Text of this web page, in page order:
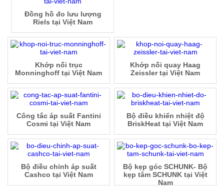
Đồng hồ đo lưu lượng
Riels tại Việt Nam
Khớp nối trục
Monninghoff tại Việt Nam
Khớp nối quay Haag
Zeissler tại Việt Nam
Công tắc áp suất Fantini
Cosmi tại Việt Nam
Bộ điều khiển nhiệt độ
BriskHeat tại Việt Nam
Bộ điều chỉnh áp suất
Cashco tại Việt Nam
Bộ kẹp góc SCHUNK- Bộ
kẹp tâm SCHUNK tại Việt
Nam